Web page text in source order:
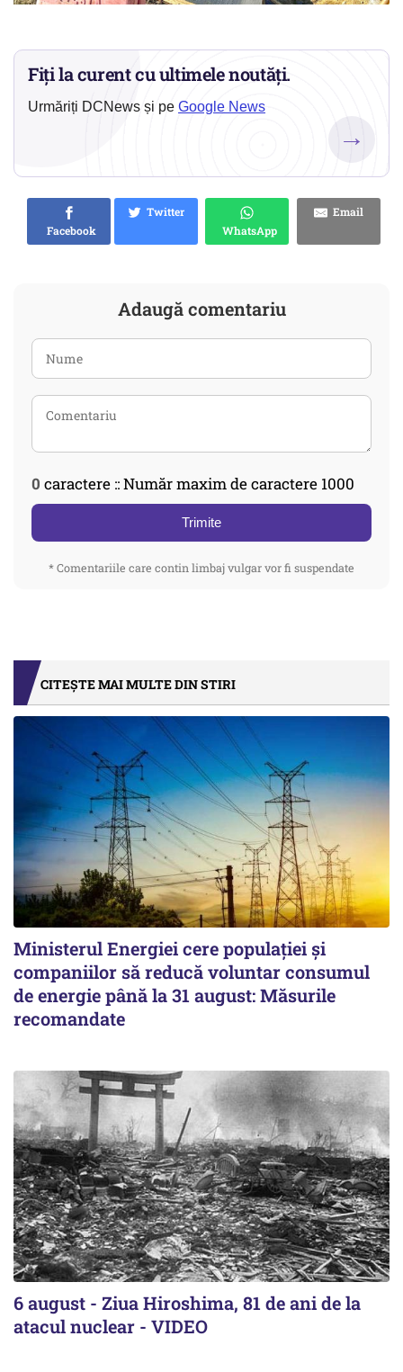
Fiți la curent cu ultimele noutăți.
Urmăriți DCNews și pe Google News
→
Facebook
Twitter
WhatsApp
Email
Adaugă comentariu
0 caractere :: Număr maxim de caractere 1000
Trimite
* Comentariile care contin limbaj vulgar vor fi suspendate
CITEȘTE MAI MULTE DIN STIRI
Ministerul Energiei cere populației și
companiilor să reducă voluntar consumul
de energie până la 31 august: Măsurile
recomandate
6 august - Ziua Hiroshima, 81 de ani de la
atacul nuclear - VIDEO